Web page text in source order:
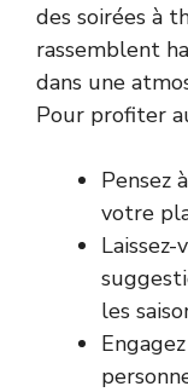
des soirées à
rassemblent
dans une
Pour profiter
Pensez
votre
les